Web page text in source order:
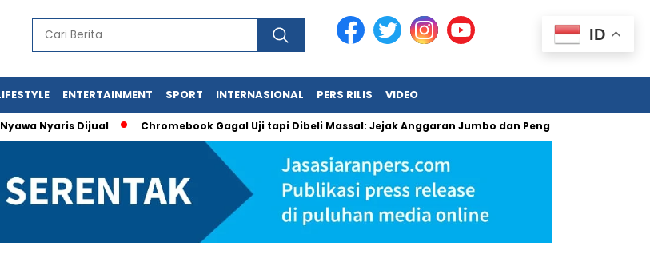
ENTERTAINMENT SPORT INTERNASIONAL PERS RILIS VIDEO
Dijual Chromebook Gagal Uji tapi Dibeli Massal: Jejak Anggaran Jumbo dan Pengabaian Masukan Tim
ID